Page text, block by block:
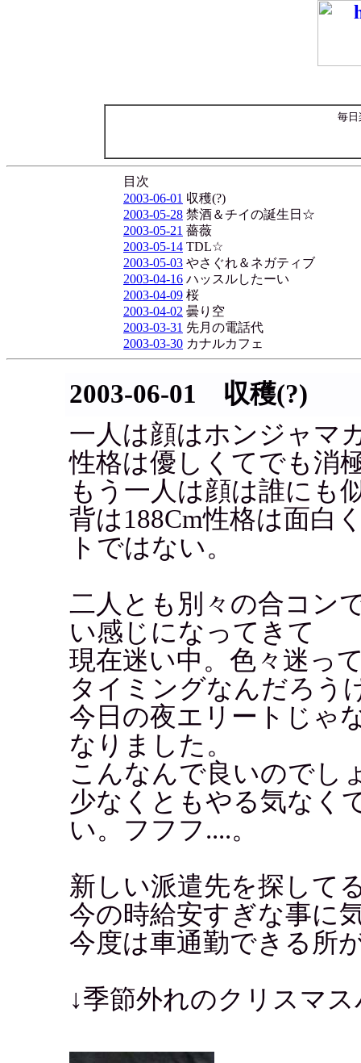
毎日
目次
2003-06-01 収穫(?)
2003-05-28 禁酒＆チイの誕生日☆
2003-05-21 薔薇
2003-05-14 TDL☆
2003-05-03 やさぐれ＆ネガティブ
2003-04-16 ハッスルしたーい
2003-04-09 桜
2003-04-02 曇り空
2003-03-31 先月の電話代
2003-03-30 カナルカフェ
2003-06-01 収穫(?)
一人は顔はホンジャマ
性格は優しくてでも消
もう一人は顔は誰にも
背は188Cm性格は面白
トではない。
二人とも別々の合コン
い感じになってきて
現在迷い中。色々迷っ
タイミングなんだろう
今日の夜エリートじゃ
なりました。
こんなんで良いのでし
少なくともやる気なく
い。フフフ....。
新しい派遣先を探して
今の時給安すぎな事に
今度は車通勤できる所
↓季節外れのクリスマ